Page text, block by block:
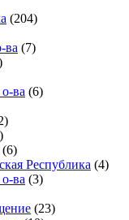
(204)
ва (7)
ва (6)
(6)
Республика (4)
ва (3)
(23)